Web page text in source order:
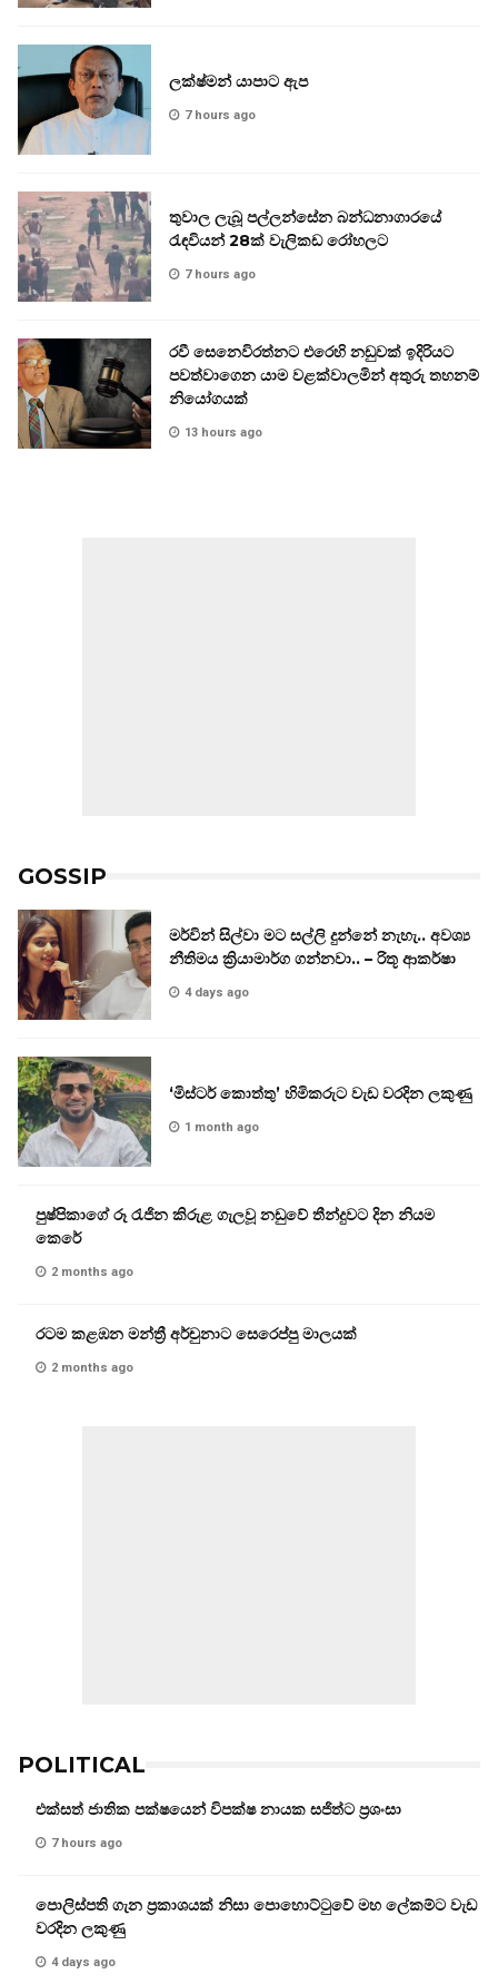
ලක්ෂ්මන් යාපාට ඇප
7 hours ago
තුවාල ලැබූ පල්ලන්සේන බන්ධනාගාරයේ
රැඳවියන් 28ක් වැලිකඩ රෝහලට
7 hours ago
රවී සෙනෙවිරත්නට එරෙහි නඩුවක් ඉදිරියට
පවත්වාගෙන යාම වළක්වාලමින් අතුරු තහනම්
නියෝගයක්
13 hours ago
GOSSIP
මර්වින් සිල්වා මට සල්ලි දුන්නේ නැහැ.. අවශ්‍ය
නීතිමය ක්‍රියාමාර්ග ගන්නවා.. – රිතූ ආකර්ෂා
4 days ago
‘මිස්ටර් කොත්තු’ හිමිකරුට වැඩ වරදින ලකුණු
1 month ago
පුෂ්පිකාගේ රූ රැජින කිරුළ ගැලවූ නඩුවේ තීන්දුවට දින නියම
කෙරේ
2 months ago
රටම කළඹන මන්ත්‍රී අර්චුනාට සෙරෙප්පු මාලයක්
2 months ago
POLITICAL
එක්සත් ජාතික පක්ෂයෙන් විපක්ෂ නායක සජිත්ට ප්‍රශංසා
7 hours ago
පොලිස්පති ගැන ප්‍රකාශයක් නිසා පොහොට්ටුවේ මහ ලේකම්ට වැඩ
වරදින ලකුණු
4 days ago